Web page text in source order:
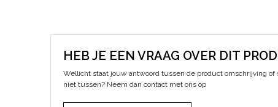
HEB JE EEN VRAAG OVER DIT
Wellicht staat jouw antwoord tussen de product omschrijving of
niet tussen? Neem dan contact met ons op